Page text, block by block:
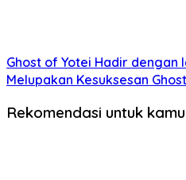
Ghost of Yotei Hadir dengan
Melupakan Kesuksesan
Rekomendasi untuk kamu